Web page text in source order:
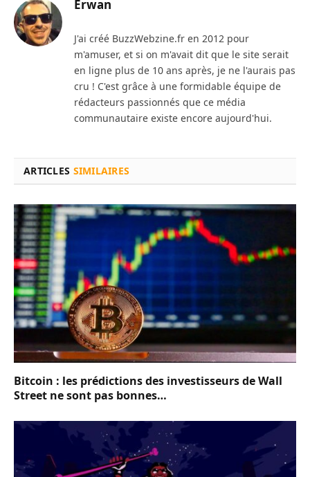
Erwan
J'ai créé BuzzWebzine.fr en 2012 pour
m'amuser, et si on m'avait dit que le site serait
en ligne plus de 10 ans après, je ne l'aurais pas
cru ! C'est grâce à une formidable équipe de
rédacteurs passionnés que ce média
communautaire existe encore aujourd'hui.
ARTICLES SIMILAIRES
Bitcoin : les prédictions des investisseurs de Wall
Street ne sont pas bonnes…